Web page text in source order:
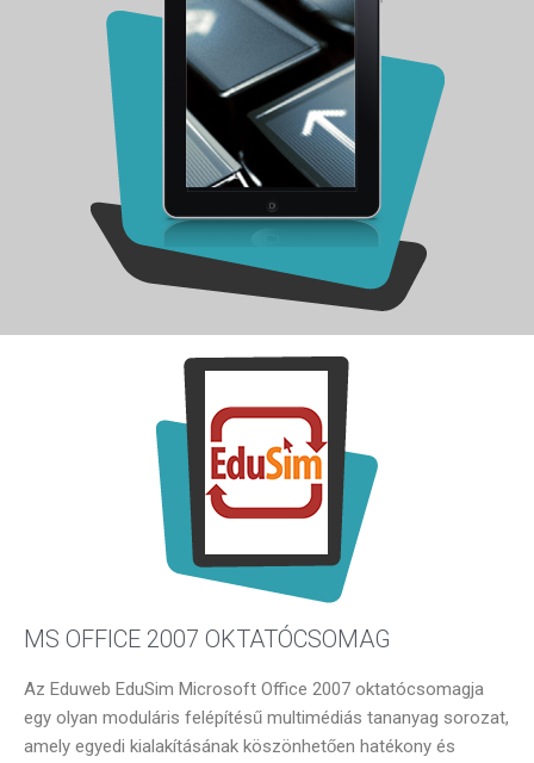
MS OFFICE 2007 OKTATÓCSOMAG
Az Eduweb EduSim Microsoft Office 2007 oktatócsomagja
egy olyan moduláris felépítésű multimédiás tananyag sorozat,
amely egyedi kialakításának köszönhetően hatékony és